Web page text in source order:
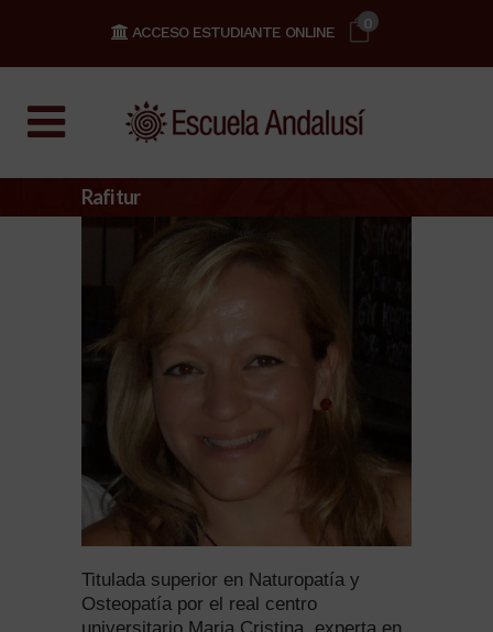
0
ACCESO ESTUDIANTE ONLINE
Rafi tur
Titulada superior en Naturopatía y
Osteopatía por el real centro